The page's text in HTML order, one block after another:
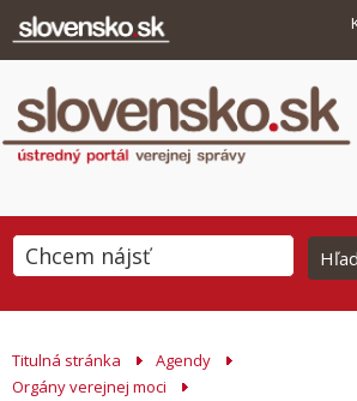
Titulná stránka
Agendy
Orgány verejnej moci